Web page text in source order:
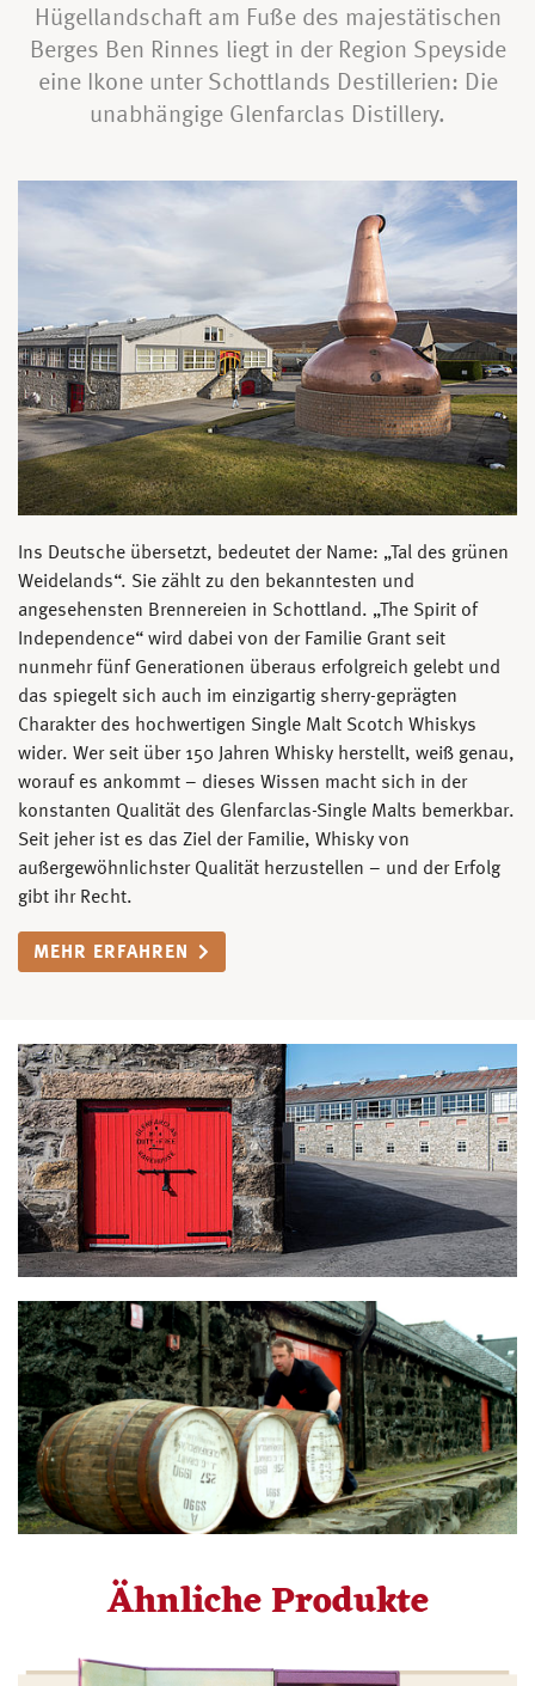
Hügellandschaft am Fuße des majestätischen
Berges Ben Rinnes liegt in der Region Speyside
eine Ikone unter Schottlands Destillerien: Die
unabhängige Glenfarclas Distillery.
Ins Deutsche übersetzt, bedeutet der Name: „Tal des grünen
Weidelands“. Sie zählt zu den bekanntesten und
angesehensten Brennereien in Schottland. „The Spirit of
Independence“ wird dabei von der Familie Grant seit
nunmehr fünf Generationen überaus erfolgreich gelebt und
das spiegelt sich auch im einzigartig sherry-geprägten
Charakter des hochwertigen Single Malt Scotch Whiskys
wider. Wer seit über 150 Jahren Whisky herstellt, weiß genau,
worauf es ankommt – dieses Wissen macht sich in der
konstanten Qualität des Glenfarclas-Single Malts bemerkbar.
Seit jeher ist es das Ziel der Familie, Whisky von
außergewöhnlichster Qualität herzustellen – und der Erfolg
gibt ihr Recht.
MEHR ERFAHREN
Ähnliche Produkte